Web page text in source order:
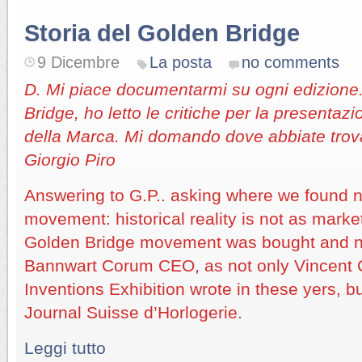
Storia del Golden Bridge
9 Dicembre La posta no comments
D. Mi piace documentarmi su ogni
Bridge, ho letto le critiche per la
della Marca. Mi domando dove abbiate
Giorgio Piro
Answering to G.P.. asking where we found
movement: historical reality is not as
Golden Bridge movement was bought and
Bannwart Corum CEO, as not only Vincent
Inventions Exhibition wrote in these yers,
Journal Suisse d’Horlogerie.
Leggi tutto